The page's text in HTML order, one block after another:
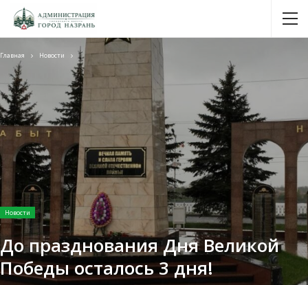
Главная Новости
Новости
До празднования Дня Великой
Победы осталось 3 дня!